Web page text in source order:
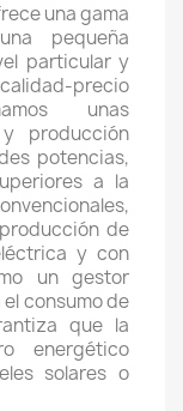
una gama
pequeña
particular y
precio
unas
producción
potencias,
a la
de
y con
un gestor
consumo de
que la
energético
solares o